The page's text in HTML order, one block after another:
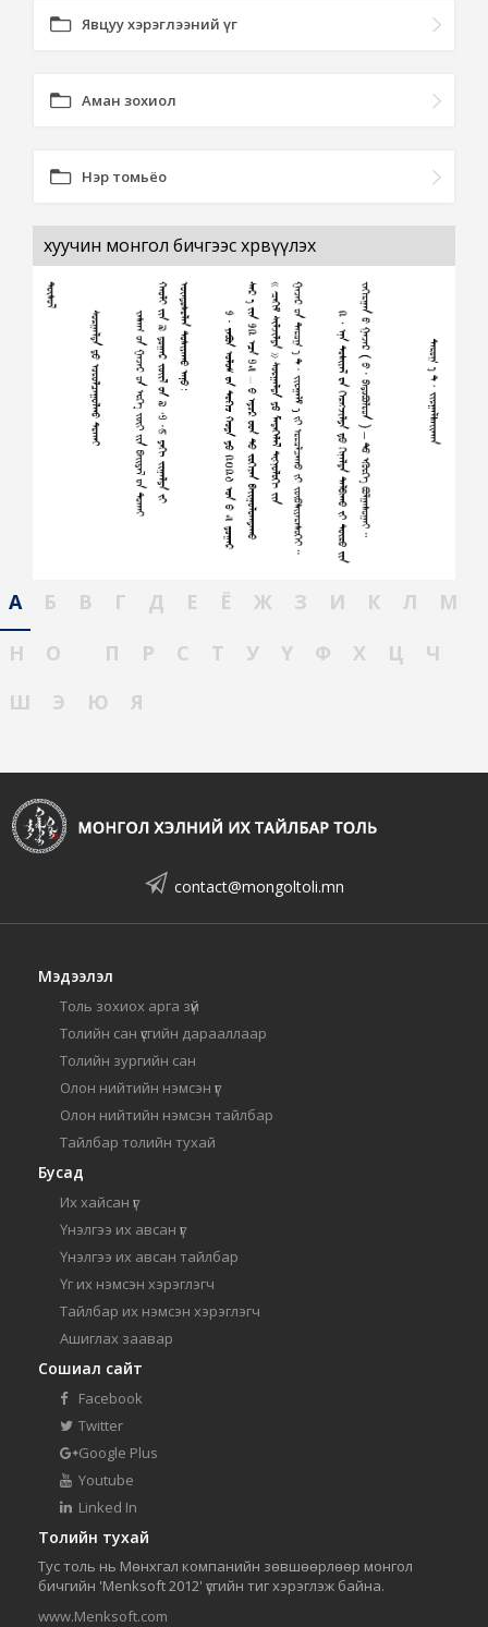
Явцуу хэрэглээний үг
Аман зохиол
Нэр томьёо
хуучин монгол бичгээс хөрвүүлэх
А Б В Г Д Е Ё Ж З И К Л
М
Н
О П Р С Т У Ү Ф Х Ц
Ч
Ш
Э Ю Я
contact@mongoltoli.mn
Мэдээлэл
Толь зохиох арга зүй
Толийн сан үсгийн дарааллаар
Толийн зургийн сан
Олон нийтийн нэмсэн үг
Олон нийтийн нэмсэн тайлбар
Тайлбар толийн тухай
Бусад
Их хайсан үг
Үнэлгээ их авсан үг
Үнэлгээ их авсан тайлбар
Үг их нэмсэн хэрэглэгч
Тайлбар их нэмсэн хэрэглэгч
Ашиглах заавар
Сошиал сайт
Facebook
Twitter
Google Plus
Youtube
Linked In
Толийн тухай
Тус толь нь Мөнхгал компанийн зөвшөөрлөөр монгол
бичгийн 'Menksoft 2012' үсгийн тиг хэрэглэж байна.
www.Menksoft.com